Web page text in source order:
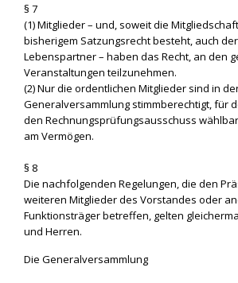
§ 7
(1) Mitglieder – und, soweit die
bisherigem Satzungsrecht besteht, auch
Lebenspartner – haben das Recht, an den
Veranstaltungen teilzunehmen.
(2) Nur die ordentlichen Mitglieder sind in
Generalversammlung stimmberechtigt, für
den Rechnungsprüfungsausschuss
am Vermögen.
§ 8
Die nachfolgenden Regelungen, die den
weiteren Mitglieder des Vorstandes oder
Funktionsträger betreffen, gelten
und Herren.
Die Generalversammlung